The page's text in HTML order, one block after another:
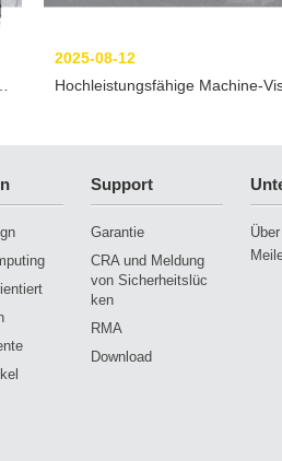
2025-08-12
Hochleistungsfähige Machine-
Support
Garantie
CRA und Meldung
von Sicherheitslüc
ken
RMA
Download